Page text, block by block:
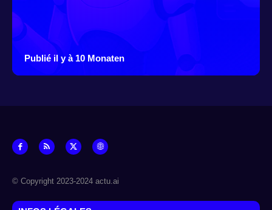
Publié il y à 10 Monaten
© Copyright 2023-2024 actu.ai